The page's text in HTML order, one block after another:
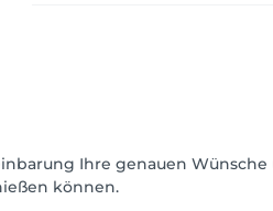
Ihre genauen
können.